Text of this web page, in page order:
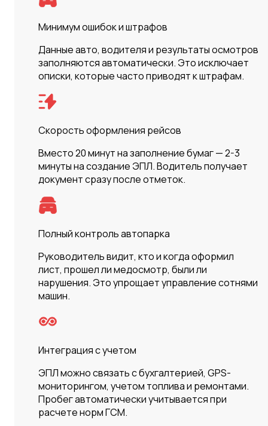
Минимум ошибок и штрафов
Данные авто, водителя и результаты осмотров
заполняются автоматически. Это исключает
описки, которые часто приводят к штрафам.
Скорость оформления рейсов
Вместо 20 минут на заполнение бумаг — 2-3
минуты на создание ЭПЛ. Водитель получает
документ сразу после отметок.
Полный контроль автопарка
Руководитель видит, кто и когда оформил
лист, прошел ли медосмотр, были ли
нарушения. Это упрощает управление сотнями
машин.
Интеграция с учетом
ЭПЛ можно связать с бухгалтерией, GPS-
мониторингом, учетом топлива и ремонтами.
Пробег автоматически учитывается при
расчете норм ГСМ.